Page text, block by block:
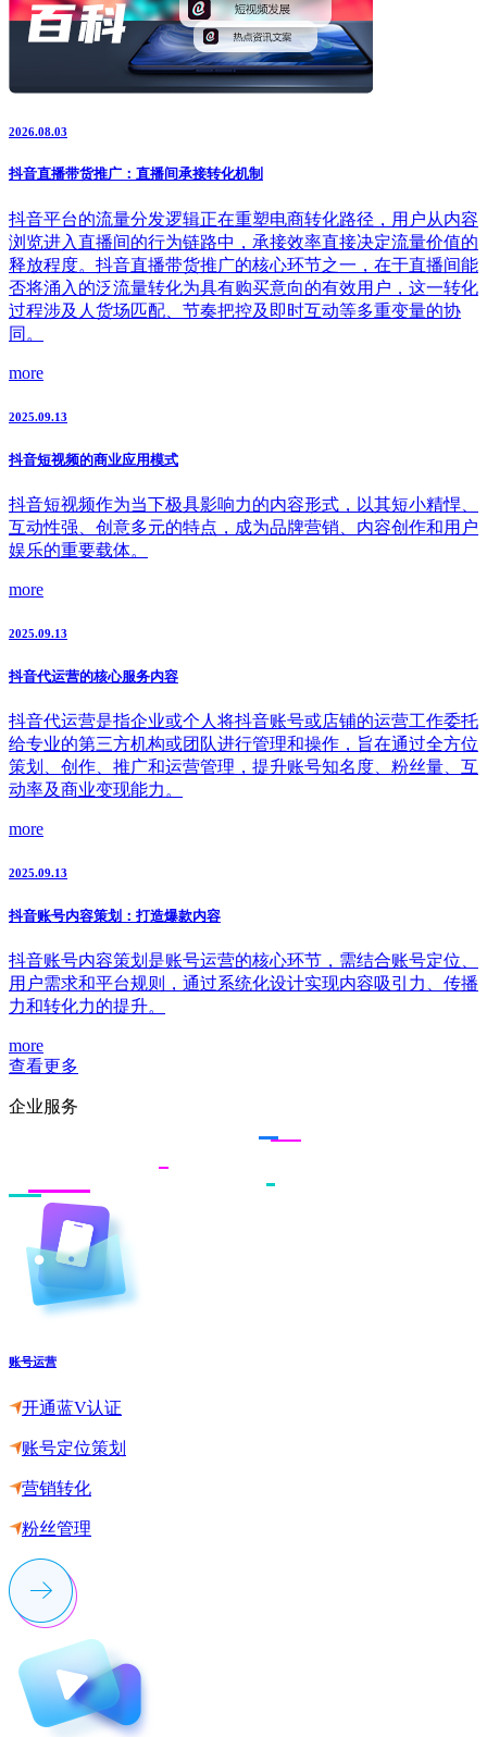
2026.08.03
抖音直播带货推广：直播间承接转化机制
抖音平台的流量分发逻辑正在重塑电商转化路径，用户从内容
浏览进入直播间的行为链路中，承接效率直接决定流量价值的
释放程度。抖音直播带货推广的核心环节之一，在于直播间能
否将涌入的泛流量转化为具有购买意向的有效用户，这一转化
过程涉及人货场匹配、节奏把控及即时互动等多重变量的协
同。
more
2025.09.13
抖音短视频的商业应用模式
抖音短视频作为当下极具影响力的内容形式，以其短小精悍、
互动性强、创意多元的特点，成为品牌营销、内容创作和用户
娱乐的重要载体。
more
2025.09.13
抖音代运营的核心服务内容
抖音代运营是指企业或个人将抖音账号或店铺的运营工作委托
给专业的第三方机构或团队进行管理和操作，旨在通过全方位
策划、创作、推广和运营管理，提升账号知名度、粉丝量、互
动率及商业变现能力。
more
2025.09.13
抖音账号内容策划：打造爆款内容
抖音账号内容策划是账号运营的核心环节，需结合账号定位、
用户需求和平台规则，通过系统化设计实现内容吸引力、传播
力和转化力的提升。
more
查看更多
企业服务
账号运营
开通蓝V认证
账号定位策划
营销转化
粉丝管理